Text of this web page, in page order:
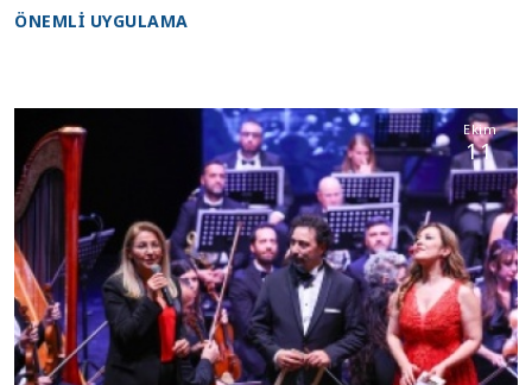
ÖNEMLİ UYGULAMA
Ekim
11